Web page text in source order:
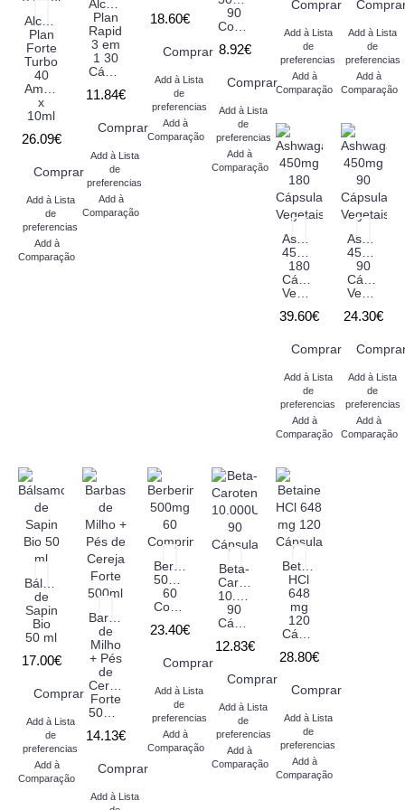
Alcachofra
Plan
Forte
Turbo
40
Ampolas
x
10ml
26.09€
Comprar
Add à Lista
de
preferencias
Add à
Comparação
Alcachofra
Plan
Rapid
3 em
1 30
Cápsulas
11.84€
Comprar
Add à Lista
de
preferencias
Add à
Comparação
18.60€
Comprar
Add à Lista
de
preferencias
Add à
Comparação
90
Comprimidos
8.92€
Comprar
Add à Lista
de
preferencias
Add à
Comparação
Comprar
Add à Lista
de
preferencias
Add à
Comparação
Add à Lista
de
preferencias
Add à
Comparação
Ashwagandha
450mg
180
Cápsulas
Vegetais
39.60€
Comprar
Add à Lista
de
preferencias
Add à
Comparação
450mg
90
Cápsulas
Vegetais
24.30€
Add à Lista
de
preferencias
Add à
Comparação
Bálsamo
de
Sapin
Bio
50 ml
17.00€
Comprar
Add à Lista
de
preferencias
Add à
Comparação
Barbas
de
Milho
+ Pés
de
Cereja
Forte
500ml
14.13€
Comprar
Add à Lista
Berberina
500mg
60
Comprimidos
23.40€
Comprar
Add à Lista
de
preferencias
Add à
Comparação
Beta-
Caroteno
10.000UI
90
Cápsulas
12.83€
Comprar
Add à Lista
de
preferencias
Add à
Comparação
Betaine
HCl
648
mg
120
Cápsulas
28.80€
Comprar
Add à Lista
de
preferencias
Add à
Comparação